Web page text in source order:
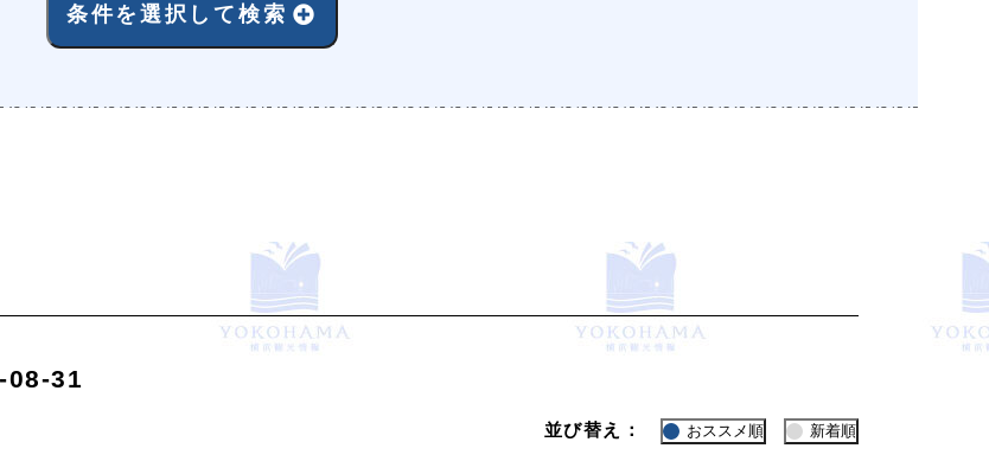
条件を選択して検索
08-31
並び替え： おススメ順 新着順